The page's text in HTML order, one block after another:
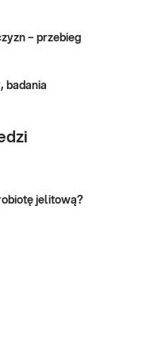
– przebieg
badania
jelitową?